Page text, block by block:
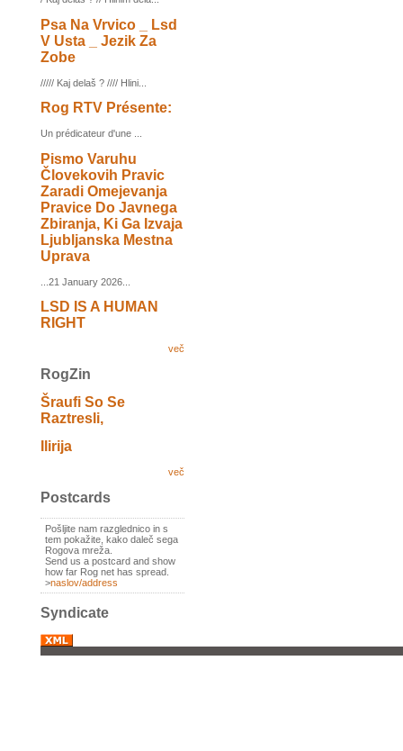
Psa Na Vrvico _ Lsd
V Usta _ Jezik Za
Zobe
///// Kaj delaš ? //// Hlini...
Rog RTV Présente:
Un prédicateur d'une ...
Pismo Varuhu
Človekovih Pravic
Zaradi Omejevanja
Pravice Do Javnega
Zbiranja, Ki Ga Izvaja
Ljubljanska Mestna
Uprava
...21 January 2026...
LSD IS A HUMAN
RIGHT
več
RogZin
Šraufi So Se
Raztresli,
Ilirija
več
Postcards
Pošljite nam razglednico in s
tem pokažite, kako daleč sega
Rogova mreža.
Send us a postcard and show
how far Rog net has spread.
>naslov/address
Syndicate